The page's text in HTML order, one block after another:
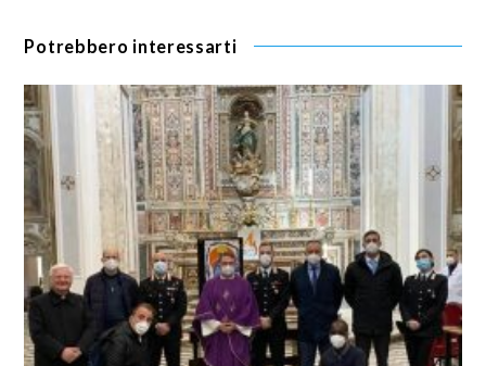
Potrebbero interessarti